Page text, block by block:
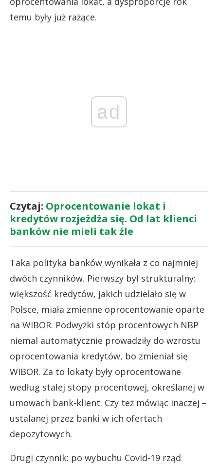
temu były już rażące.
ad
Czytaj: Oprocentowanie lokat i
kredytów rozjeżdża się. Od lat klienci
banków nie mieli tak źle
Taka polityka banków wynikała z co najmniej
dwóch czynników. Pierwszy był strukturalny:
większość kredytów, jakich udzielało się w
Polsce, miała zmienne oprocentowanie oparte
na WIBOR. Podwyżki stóp procentowych NBP
niemal automatycznie prowadziły do wzrostu
oprocentowania kredytów, bo zmieniał się
WIBOR. Za to lokaty były oprocentowane
według stałej stopy procentowej, określanej w
umowach bank-klient. Czy też mówiąc inaczej –
ustalanej przez banki w ich ofertach
depozytowych.
Drugi czynnik: po wybuchu Covid-19 rząd